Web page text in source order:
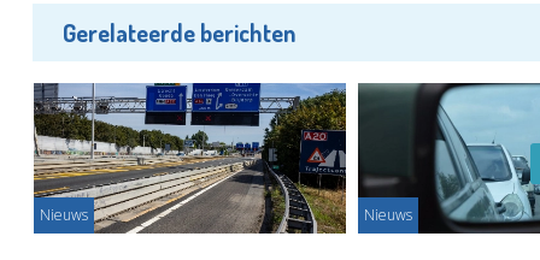
Gerelateerde berichten
Nieuws Nieuws